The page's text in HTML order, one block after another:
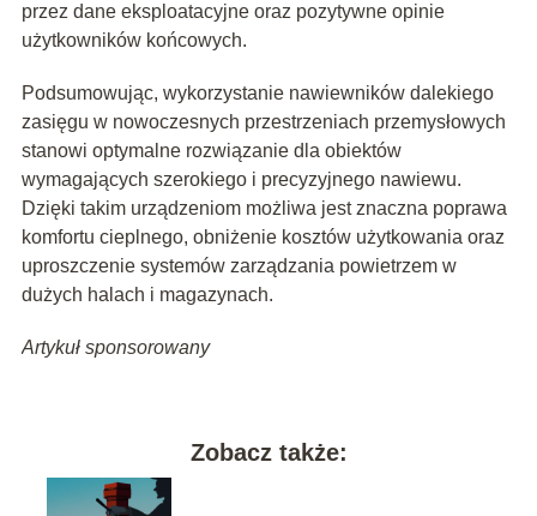
przez dane eksploatacyjne oraz pozytywne opinie
użytkowników końcowych.
Podsumowując, wykorzystanie nawiewników dalekiego
zasięgu w nowoczesnych przestrzeniach przemysłowych
stanowi optymalne rozwiązanie dla obiektów
wymagających szerokiego i precyzyjnego nawiewu.
Dzięki takim urządzeniom możliwa jest znaczna poprawa
komfortu cieplnego, obniżenie kosztów użytkowania oraz
uproszczenie systemów zarządzania powietrzem w
dużych halach i magazynach.
Artykuł sponsorowany
Zobacz także: